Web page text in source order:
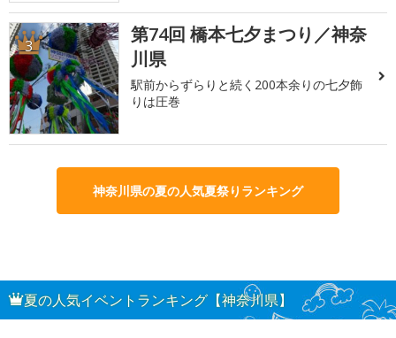
3
第74回 橋本七夕まつり／神奈
川県
駅前からずらりと続く200本余りの七夕飾
りは圧巻
神奈川県の夏の人気夏祭りランキング
夏の人気イベントランキング【神奈川県】